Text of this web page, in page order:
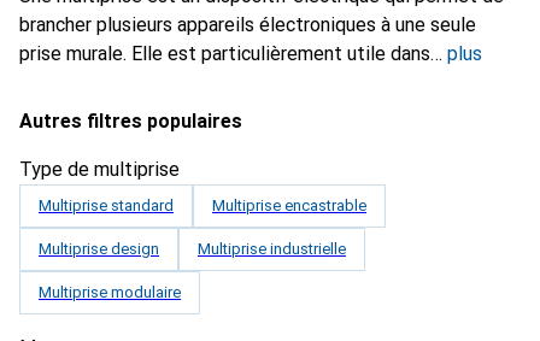
brancher plusieurs appareils électroniques à une seule
prise murale. Elle est particulièrement utile dans
plus
Autres filtres populaires
Type de multiprise
Multiprise standard Multiprise encastrable
Multiprise design Multiprise industrielle
Multiprise modulaire